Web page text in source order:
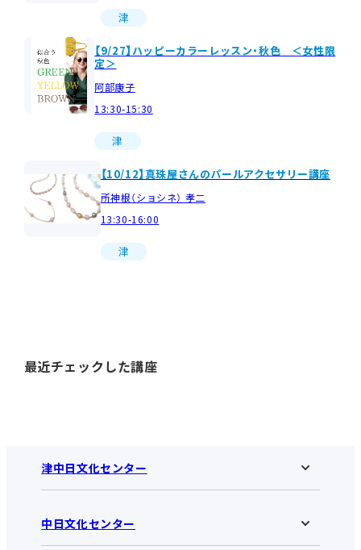
津
【9/27】ハッピーカラーレッスン・秋色 ＜女性限
定＞
阿部康子
13:30-15:30
津
【10/12】真珠屋さんのパールアクセサリー講座
所神根（ショシネ） 孝二
13:30-16:00
津
最近チェックした講座
津中日文化センター
津中日文化センターHOME
お知らせ
中日文化センター